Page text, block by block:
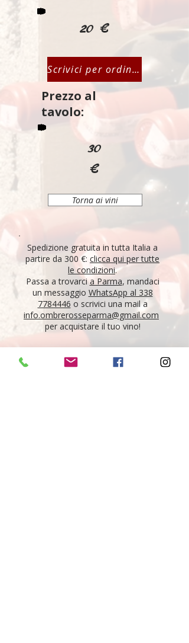
20 €
Scrivici per ordinare
Prezzo al
tavolo:
30
€
Torna ai vini
Spedizione gratuita in tutta Italia a
partire da 300 €: clicca qui per tutte
le condizioni.
Passa a trovarcia Parma, mandaci
un messaggio WhatsApp al 338
7784446 o scrivici una mail a
info.ombrerosseparma@gmail.com
per acquistare il tuo vino!
"Tutti i vini della nostra cantina derivano da un
lungo percorso di ricerca, iniziato nel 1995 con